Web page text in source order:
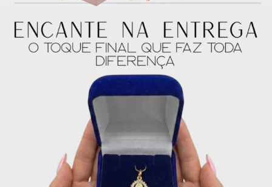
5x deR$62.80sem
juros no cartão
R$314.00
6x deR$52.33sem
juros no cartão
R$313.98